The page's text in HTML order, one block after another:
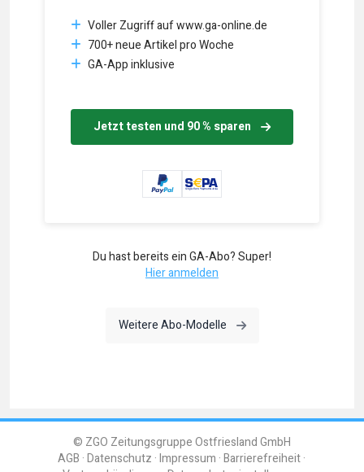
Voller Zugriff auf www.ga-online.de
700+ neue Artikel pro Woche
GA-App inklusive
Jetzt testen und 90 % sparen
Du hast bereits ein GA-Abo? Super!
Hier anmelden
Weitere Abo-Modelle
© ZGO Zeitungsgruppe Ostfriesland GmbH
AGB Datenschutz Impressum Barrierefreiheit